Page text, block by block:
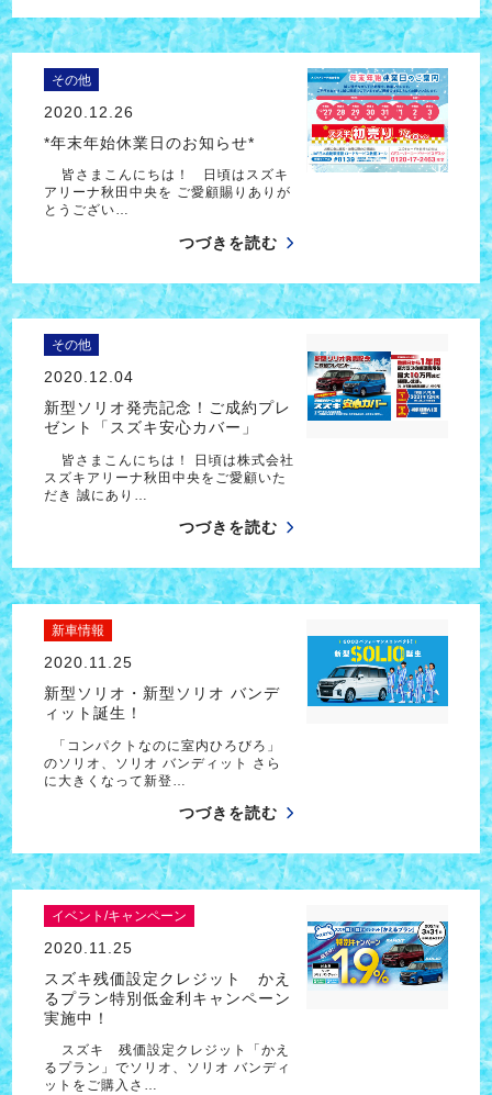
その他
2020.12.26
*年末年始休業日のお知らせ*
皆さまこんにちは！ 日頃はスズキ
アリーナ秋田中央を ご愛顧賜りありが
とうござい…
つづきを読む
その他
2020.12.04
新型ソリオ発売記念！ご成約プレ
ゼント「スズキ安心カバー」
皆さまこんにちは！ 日頃は株式会社
スズキアリーナ秋田中央をご愛顧いた
だき 誠にあり…
つづきを読む
新車情報
2020.11.25
新型ソリオ・新型ソリオ バンデ
ィット誕生！
「コンパクトなのに室内ひろびろ」
のソリオ、ソリオ バンディット さら
に大きくなって新登…
つづきを読む
イベント/キャンペーン
2020.11.25
スズキ残価設定クレジット かえ
るプラン特別低金利キャンペーン
実施中！
スズキ 残価設定クレジット「かえ
るプラン」でソリオ、ソリオ バンディ
ットをご購入さ…